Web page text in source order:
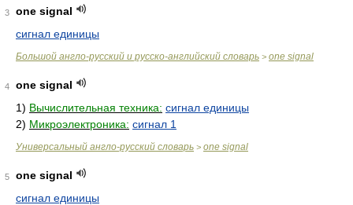
3
one signal
сигнал единицы
Большой англо-русский и русско-английский словарь > one signal
4
one signal
1) Вычислительная техника: сигнал единицы
2) Микроэлектроника: сигнал 1
Универсальный англо-русский словарь > one signal
5
one signal
сигнал единицы